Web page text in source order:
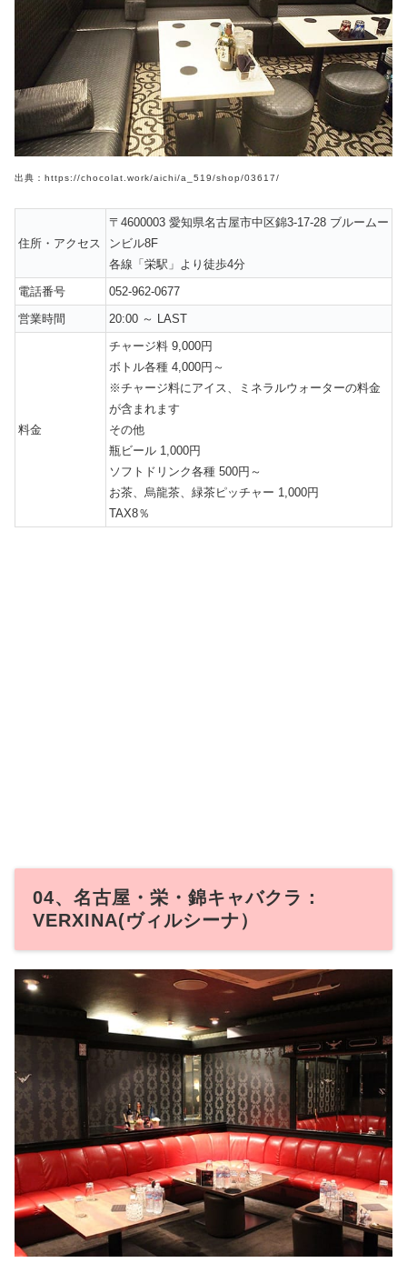
出典：https://chocolat.work/aichi/a_519/shop/03617/
住所・アクセス
〒4600003 愛知県名古屋市中区錦3‐17‐28 ブルームー
ンビル8F
各線「栄駅」より徒歩4分
電話番号
052-962-0677
営業時間
20:00 ～ LAST
料金
チャージ料 9,000円
ボトル各種 4,000円～
※チャージ料にアイス、ミネラルウォーターの料金
が含まれます
その他
瓶ビール 1,000円
ソフトドリンク各種 500円～
お茶、烏龍茶、緑茶ピッチャー 1,000円
TAX8％
04、名古屋・栄・錦キャバクラ：
VERXINA(ヴィルシーナ）